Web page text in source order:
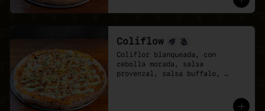
elegir, elige una que lo tenga
Coliflow
Coliflor blanqueada, con
cebolla morada, salsa
provenzal, salsa buffalo,